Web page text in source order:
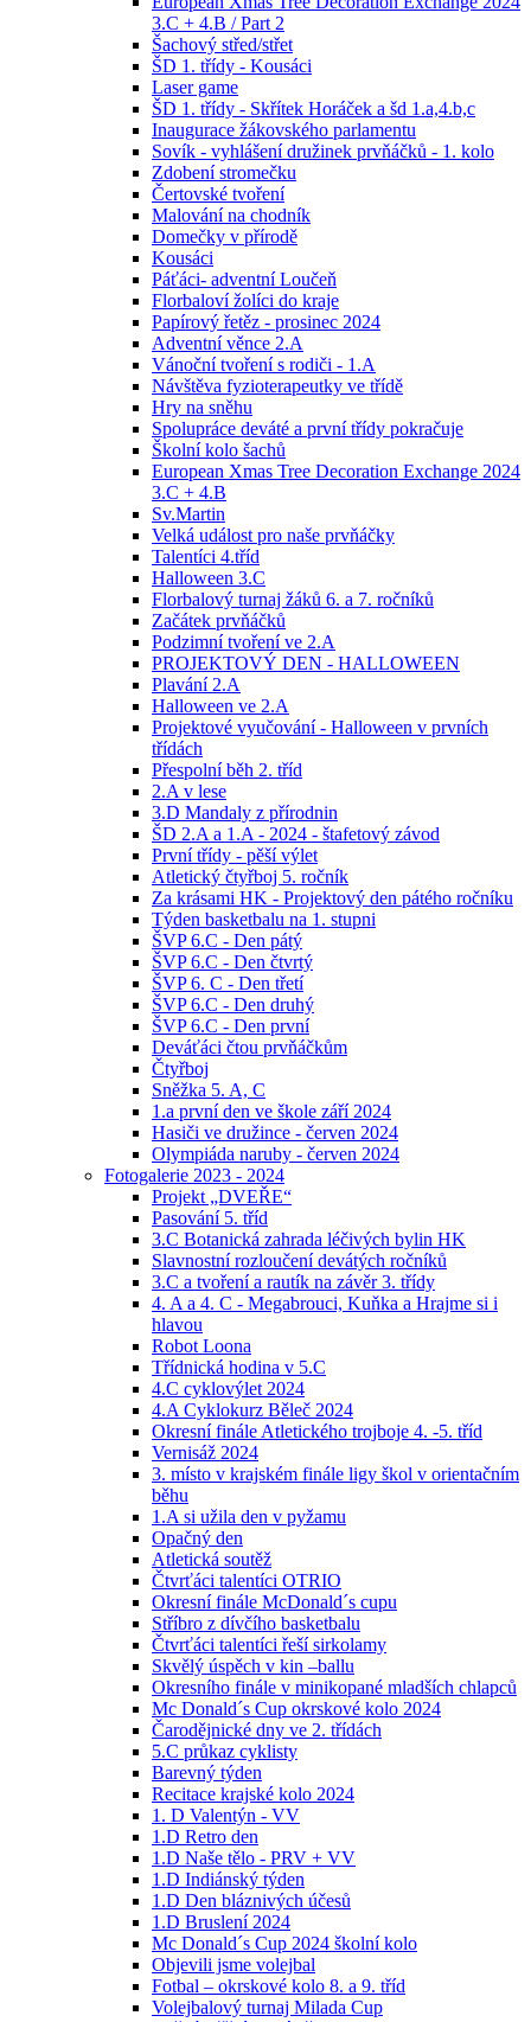
3.C + 4.B / Part 2
Šachový střed/střet
ŠD 1. třídy - Kousáci
Laser game
ŠD 1. třídy - Skřítek Horáček a šd 1.a,4.b,c
Inaugurace žákovského parlamentu
Sovík - vyhlášení družinek prvňáčků - 1. kolo
Zdobení stromečku
Čertovské tvoření
Malování na chodník
Domečky v přírodě
Kousáci
Páťáci- adventní Loučeň
Florbaloví žolíci do kraje
Papírový řetěz - prosinec 2024
Adventní věnce 2.A
Vánoční tvoření s rodiči - 1.A
Návštěva fyzioterapeutky ve třídě
Hry na sněhu
Spolupráce deváté a první třídy pokračuje
Školní kolo šachů
European Xmas Tree Decoration Exchange 2024
3.C + 4.B
Sv.Martin
Velká událost pro naše prvňáčky
Talentíci 4.tříd
Halloween 3.C
Florbalový turnaj žáků 6. a 7. ročníků
Začátek prvňáčků
Podzimní tvoření ve 2.A
PROJEKTOVÝ DEN - HALLOWEEN
Plavání 2.A
Halloween ve 2.A
Projektové vyučování - Halloween v prvních
třídách
Přespolní běh 2. tříd
2.A v lese
3.D Mandaly z přírodnin
ŠD 2.A a 1.A - 2024 - štafetový závod
První třídy - pěší výlet
Atletický čtyřboj 5. ročník
Za krásami HK - Projektový den pátého ročníku
Týden basketbalu na 1. stupni
ŠVP 6.C - Den pátý
ŠVP 6.C - Den čtvrtý
ŠVP 6. C - Den třetí
ŠVP 6.C - Den druhý
ŠVP 6.C - Den první
Deváťáci čtou prvňáčkům
Čtyřboj
Sněžka 5. A, C
1.a první den ve škole září 2024
Hasiči ve družince - červen 2024
Olympiáda naruby - červen 2024
Fotogalerie 2023 - 2024
Projekt „DVEŘE“
Pasování 5. tříd
3.C Botanická zahrada léčivých bylin HK
Slavnostní rozloučení devátých ročníků
3.C a tvoření a rautík na závěr 3. třídy
4. A a 4. C - Megabrouci, Kuňka a Hrajme si i
hlavou
Robot Loona
Třídnická hodina v 5.C
4.C cyklovýlet 2024
4.A Cyklokurz Běleč 2024
Okresní finále Atletického trojboje 4. -5. tříd
Vernisáž 2024
3. místo v krajském finále ligy škol v orientačním
běhu
1.A si užila den v pyžamu
Opačný den
Atletická soutěž
Čtvrťáci talentíci OTRIO
Okresní finále McDonald´s cupu
Stříbro z dívčího basketbalu
Čtvrťáci talentíci řeší sirkolamy
Skvělý úspěch v kin –ballu
Okresního finále v minikopané mladších chlapců
Mc Donald´s Cup okrskové kolo 2024
Čarodějnické dny ve 2. třídách
5.C průkaz cyklisty
Barevný týden
Recitace krajské kolo 2024
1. D Valentýn - VV
1.D Retro den
1.D Naše tělo - PRV + VV
1.D Indiánský týden
1.D Den bláznivých účesů
1.D Bruslení 2024
Mc Donald´s Cup 2024 školní kolo
Objevili jsme volejbal
Fotbal – okrskové kolo 8. a 9. tříd
Volejbalový turnaj Milada Cup